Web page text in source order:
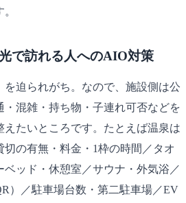
で訪れる人へのAIO対策
迫られがち。なので、施設側は公
混雑・持ち物・子連れ可否などを
たいところです。たとえば温泉は
切の有無・料金・1枠の時間／タオ
ベッド・休憩室／サウナ・外気浴／
）／駐車場台数・第二駐車場／EV